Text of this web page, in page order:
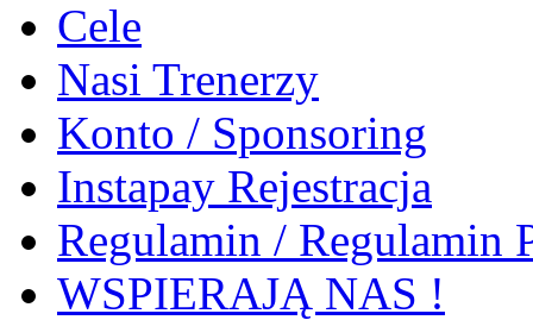
Cele
Nasi Trenerzy
Konto / Sponsoring
Instapay Rejestracja
Regulamin / Regulamin
WSPIERAJĄ NAS !